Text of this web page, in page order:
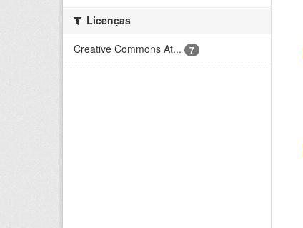
Licenças
Creative Commons At...
7